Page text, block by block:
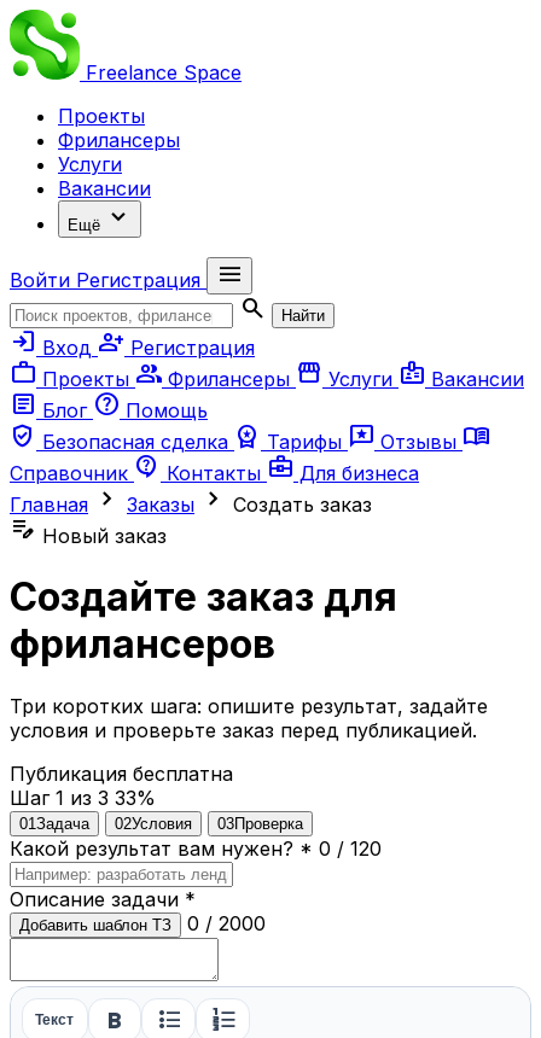
Freelance Space
Проекты
Фрилансеры
Услуги
Вакансии
Ещё expand_more
Войти Регистрация
menu
search
Найти
login Вход person_add Регистрация
work Проекты group Фрилансеры storefront Услуги badge Вакансии
article Блог help Помощь
verified_user Безопасная сделка workspace_premium Тарифы reviews Отзывы menu_book
Справочник contact_support Контакты business_center Для бизнеса
Главная chevron_right Заказы chevron_right Создать заказ
edit_note Новый заказ
Создайте заказ для
фрилансеров
Три коротких шага: опишите результат, задайте
условия и проверьте заказ перед публикацией.
Публикация бесплатна
Шаг 1 из 3 33%
01 Задача 02Условия 03Проверка
Какой результат вам нужен? * 0 / 120
Описание задачи *
Добавить шаблон ТЗ 0 / 2000
Текст format_bold format_list_bulleted format_list_numbered